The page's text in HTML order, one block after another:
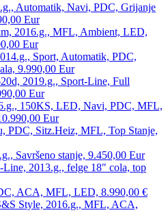
Automatik, Navi, PDC, Grijanje
Eur
2016.g., MFL, Ambient, LED,
Eur
Sport, Automatik, PDC,
9.990,00 Eur
2019.g., Sport-Line, Full
Eur
150KS, LED, Navi, PDC, MFL,
Eur
PDC, Sitz.Heiz, MFL, Top Stanje,
Savršeno stanje, 9.450,00 Eur
2013.g., felge 18″ cola, top
ACA, MFL, LED, 8.990,00 €
Style, 2016.g., MFL, ACA,